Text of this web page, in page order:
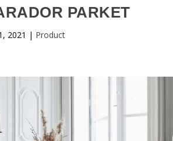
PARKET
2021 | Product